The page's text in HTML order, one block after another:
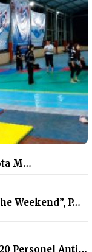
M…
Weekend”, P…
Personel Anti…